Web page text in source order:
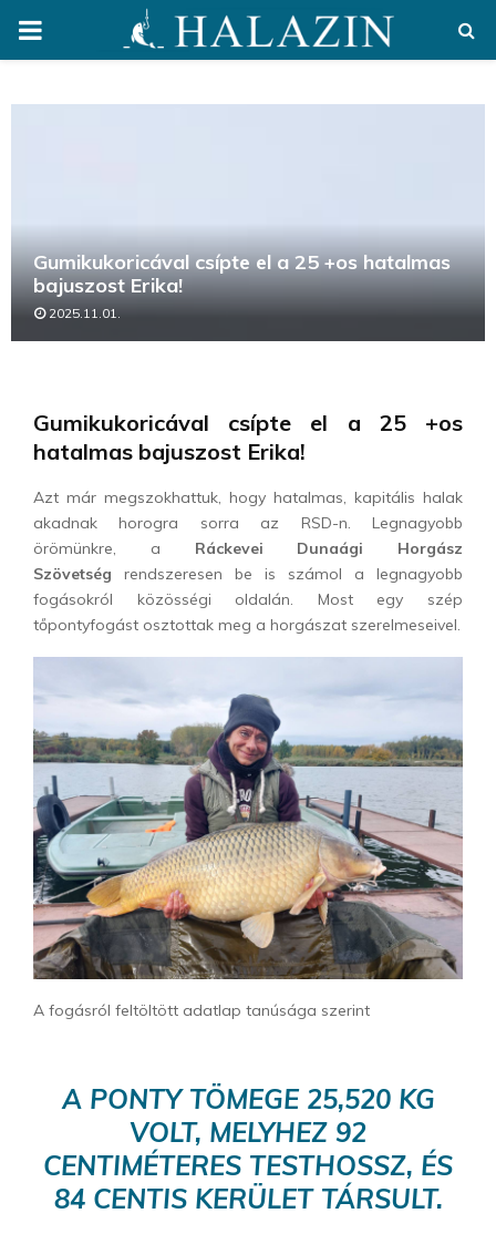
PRIMARY
Gumikukoricával csípte el a 25 +os hatalmas
bajuszost Erika!
2025.11.01.
Gumikukoricával csípte el a 25 +os
hatalmas bajuszost Erika!
Azt már megszokhattuk, hogy hatalmas, kapitális halak
akadnak horogra sorra az RSD-n. Legnagyobb
örömünkre, a Ráckevei Dunaági Horgász
Szövetség rendszeresen be is számol a legnagyobb
fogásokról közösségi oldalán. Most egy szép
tőpontyfogást osztottak meg a horgászat szerelmeseivel.
A fogásról feltöltött adatlap tanúsága szerint
A PONTY TÖMEGE 25,520 KG
VOLT, MELYHEZ 92
CENTIMÉTERES TESTHOSSZ, ÉS
84 CENTIS KERÜLET TÁRSULT.